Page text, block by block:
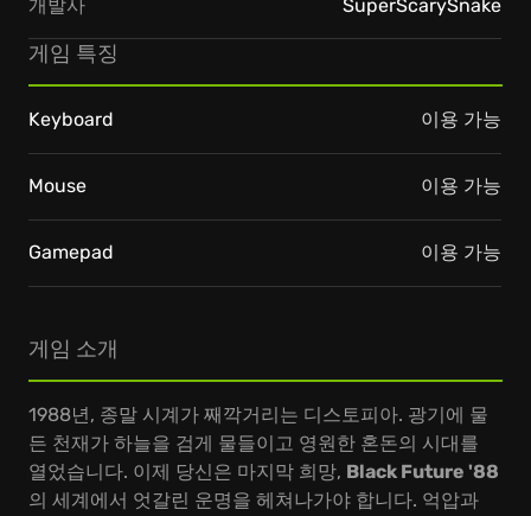
게임 소개
1988년, 종말 시계가 째깍거리는 디스토피아. 광기에 물
든 천재가 하늘을 검게 물들이고 영원한 혼돈의 시대를
열었습니다. 이제 당신은 마지막 희망, Black Future '88
의 세계에서 엇갈린 운명을 헤쳐나가야 합니다. 억압과
개발사 SuperScarySnake
게임 특징
Keyboard 이용 가능
Mouse 이용 가능
Gamepad 이용 가능